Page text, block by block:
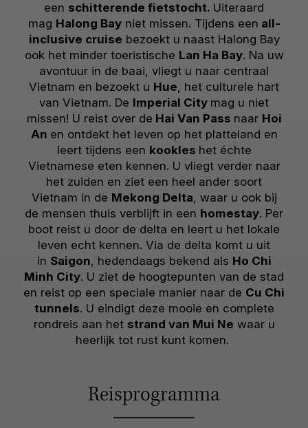
een schitterende fietstocht. Uiteraard
mag Halong Bayniet missen. Tijdens een all-
inclusive cruise bezoekt u naast Halong Bay
ook het minder toeristische Lan Ha Bay. Na uw
avontuur in de baai, vliegt u naar centraal
Vietnam en bezoekt u Hue, het culturele hart
van Vietnam. De Imperial City mag u niet
missen! U reist over de Hai Van Pass naar Hoi
An en ontdekt het leven op het platteland en
leert tijdens een kookles het échte
Vietnamese eten kennen. U vliegt verder naar
het zuiden en ziet een heel ander soort
Vietnam in de Mekong Delta, waar u ook bij
de mensen thuis verblijft in een homestay. Per
boot reist u door de delta en leert u het lokale
leven echt kennen. Via de delta komt u uit
in Saigon, hedendaags bekend als Ho Chi
Minh City. U ziet de hoogtepunten van de stad
en reist op een speciale manier naar de Cu Chi
tunnels. U eindigt deze mooie en complete
rondreis aan het strand van Mui Ne waar u
heerlijk tot rust kunt komen.
Reisprogramma